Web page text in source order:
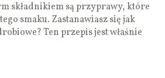
składnikiem są przyprawy, które
smaku. Zastanawiasz się jak
Ten przepis jest właśnie